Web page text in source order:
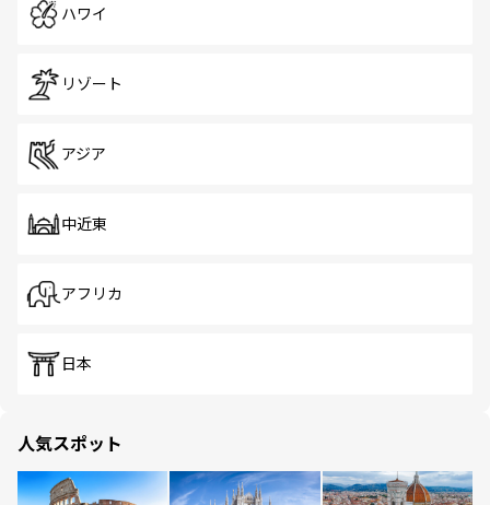
ハワイ
リゾート
アジア
中近東
アフリカ
日本
人気スポット